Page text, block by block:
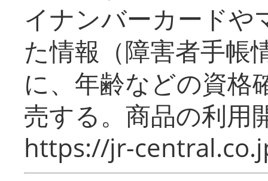
イナンバーカードや
た情報（障害者手帳
に、年齢などの資格
売する。商品の利用
https://jr-